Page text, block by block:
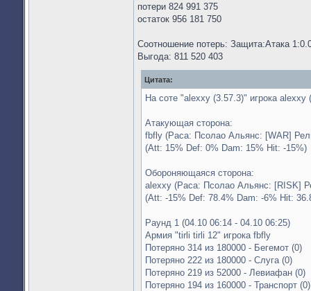
потери 824 991 375
остаток 956 181 750
Соотношение потерь: Защита:Атака
Выгода: 811 520 403
Цитата:
На соте "alexxy (3.57.3)" игрока
Атакующая сторона:
fbfly (Раса: Псолао Альянс: [WAR]
(Att: 15% Def: 0% Dam: 15% Hit: -15%)
Обороняющаяся сторона:
alexxy (Раса: Псолао Альянс: [RISK]
(Att: -15% Def: 78.4% Dam: -6% Hit:
Раунд 1 (04.10 06:14 - 04.10 06:25)
Армия "tirli tirli 12" игрока fbfly
Потеряно 314 из 180000 - Бегемот (0)
Потеряно 222 из 180000 - Слуга (0)
Потеряно 219 из 52000 - Левиафан (0)
Потеряно 194 из 160000 - Транспорт (0)